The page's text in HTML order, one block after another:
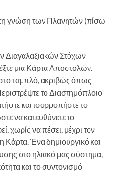
γνώση των Πλανητών (πίσω
Διαγαλαξιακών Στόχων
μια Κάρτα Αποστολών. –
ταμπλό, ακριβώς όπως
το Διαστημόπλοιο
και ισορροπήστε το
να κατευθύνετε το
χωρίς να πέσει, μέχρι τον
Κάρτα. Ένα δημιουργικό και
στο ηλιακό μας σύστημα,
και το συντονισμό